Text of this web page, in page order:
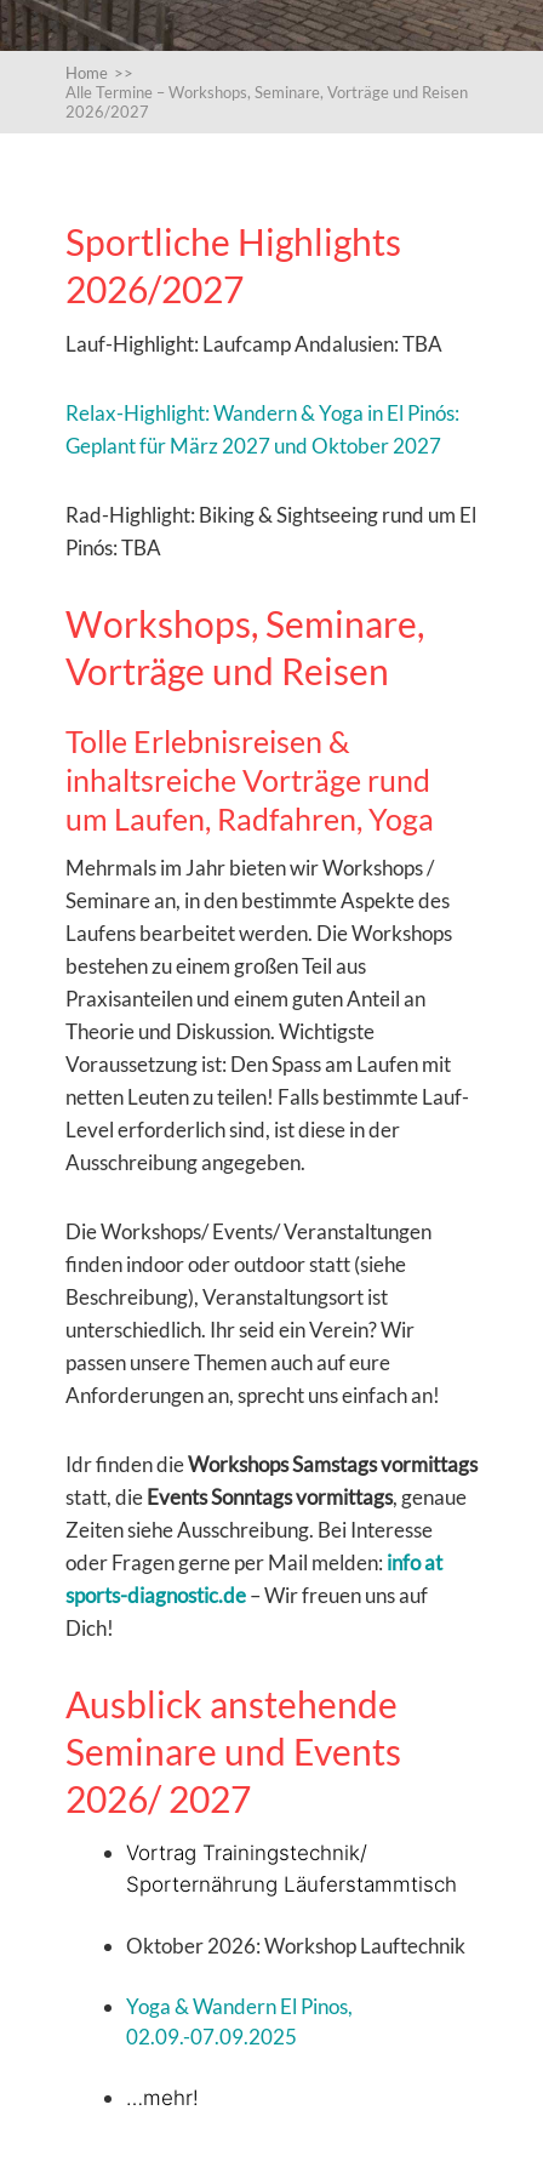
Home >>
Alle Termine – Workshops, Seminare, Vorträge und Reisen
2026/2027
Sportliche Highlights
2026/2027
Lauf-Highlight: Laufcamp Andalusien: TBA
Relax-Highlight: Wandern & Yoga in El Pinós:
Geplant für März 2027 und Oktober 2027
Rad-Highlight: Biking & Sightseeing rund um El
Pinós: TBA
Workshops, Seminare,
Vorträge und Reisen
Tolle Erlebnisreisen &
inhaltsreiche Vorträge rund
um Laufen, Radfahren, Yoga
Mehrmals im Jahr bieten wir Workshops /
Seminare an, in den bestimmte Aspekte des
Laufens bearbeitet werden. Die Workshops
bestehen zu einem großen Teil aus
Praxisanteilen und einem guten Anteil an
Theorie und Diskussion. Wichtigste
Voraussetzung ist: Den Spass am Laufen mit
netten Leuten zu teilen! Falls bestimmte Lauf-
Level erforderlich sind, ist diese in der
Ausschreibung angegeben.
Die Workshops/ Events/ Veranstaltungen
finden indoor oder outdoor statt (siehe
Beschreibung), Veranstaltungsort ist
unterschiedlich. Ihr seid ein Verein? Wir
passen unsere Themen auch auf eure
Anforderungen an, sprecht uns einfach an!
Idr finden dieWorkshops Samstags vormittags
statt, dieEvents Sonntags vormittags, genaue
Zeiten siehe Ausschreibung. Bei Interesse
oder Fragen gerne per Mail melden: info at
sports-diagnostic.de– Wir freuen uns auf
Dich!
Ausblick anstehende
Seminare und Events
2026/ 2027
Vortrag Trainingstechnik/
Sporternährung Läuferstammtisch
Oktober 2026: Workshop Lauftechnik
Yoga & Wandern El Pinos,
02.09.-07.09.2025
…mehr!